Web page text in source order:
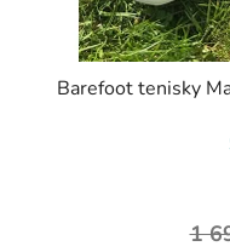
Barefoot tenisky
1